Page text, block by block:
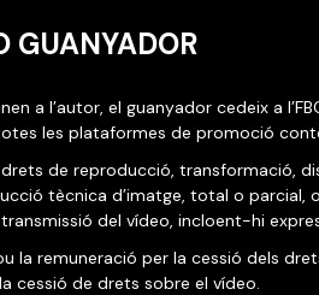
GUANYADOR
a l’autor, el guanyador cedeix a
les plataformes de promoció
drets de reproducció,
tècnica d’imatge, total o parcial,
del vídeo, incloent-hi
la remuneració per la cessió dels
cessió de drets sobre el vídeo.